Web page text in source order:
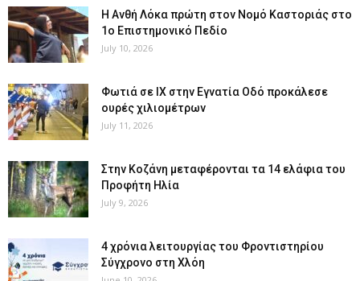
Η Ανθή Λόκα πρώτη στον Νομό Καστοριάς στο
1ο Επιστημονικό Πεδίο
July 10, 2026
Φωτιά σε ΙΧ στην Εγνατία Οδό προκάλεσε
ουρές χιλιομέτρων
July 11, 2026
Στην Κοζάνη μεταφέρονται τα 14 ελάφια του
Προφήτη Ηλία
July 9, 2026
4 χρόνια λειτουργίας του Φροντιστηρίου
Σύγχρονο στη Χλόη